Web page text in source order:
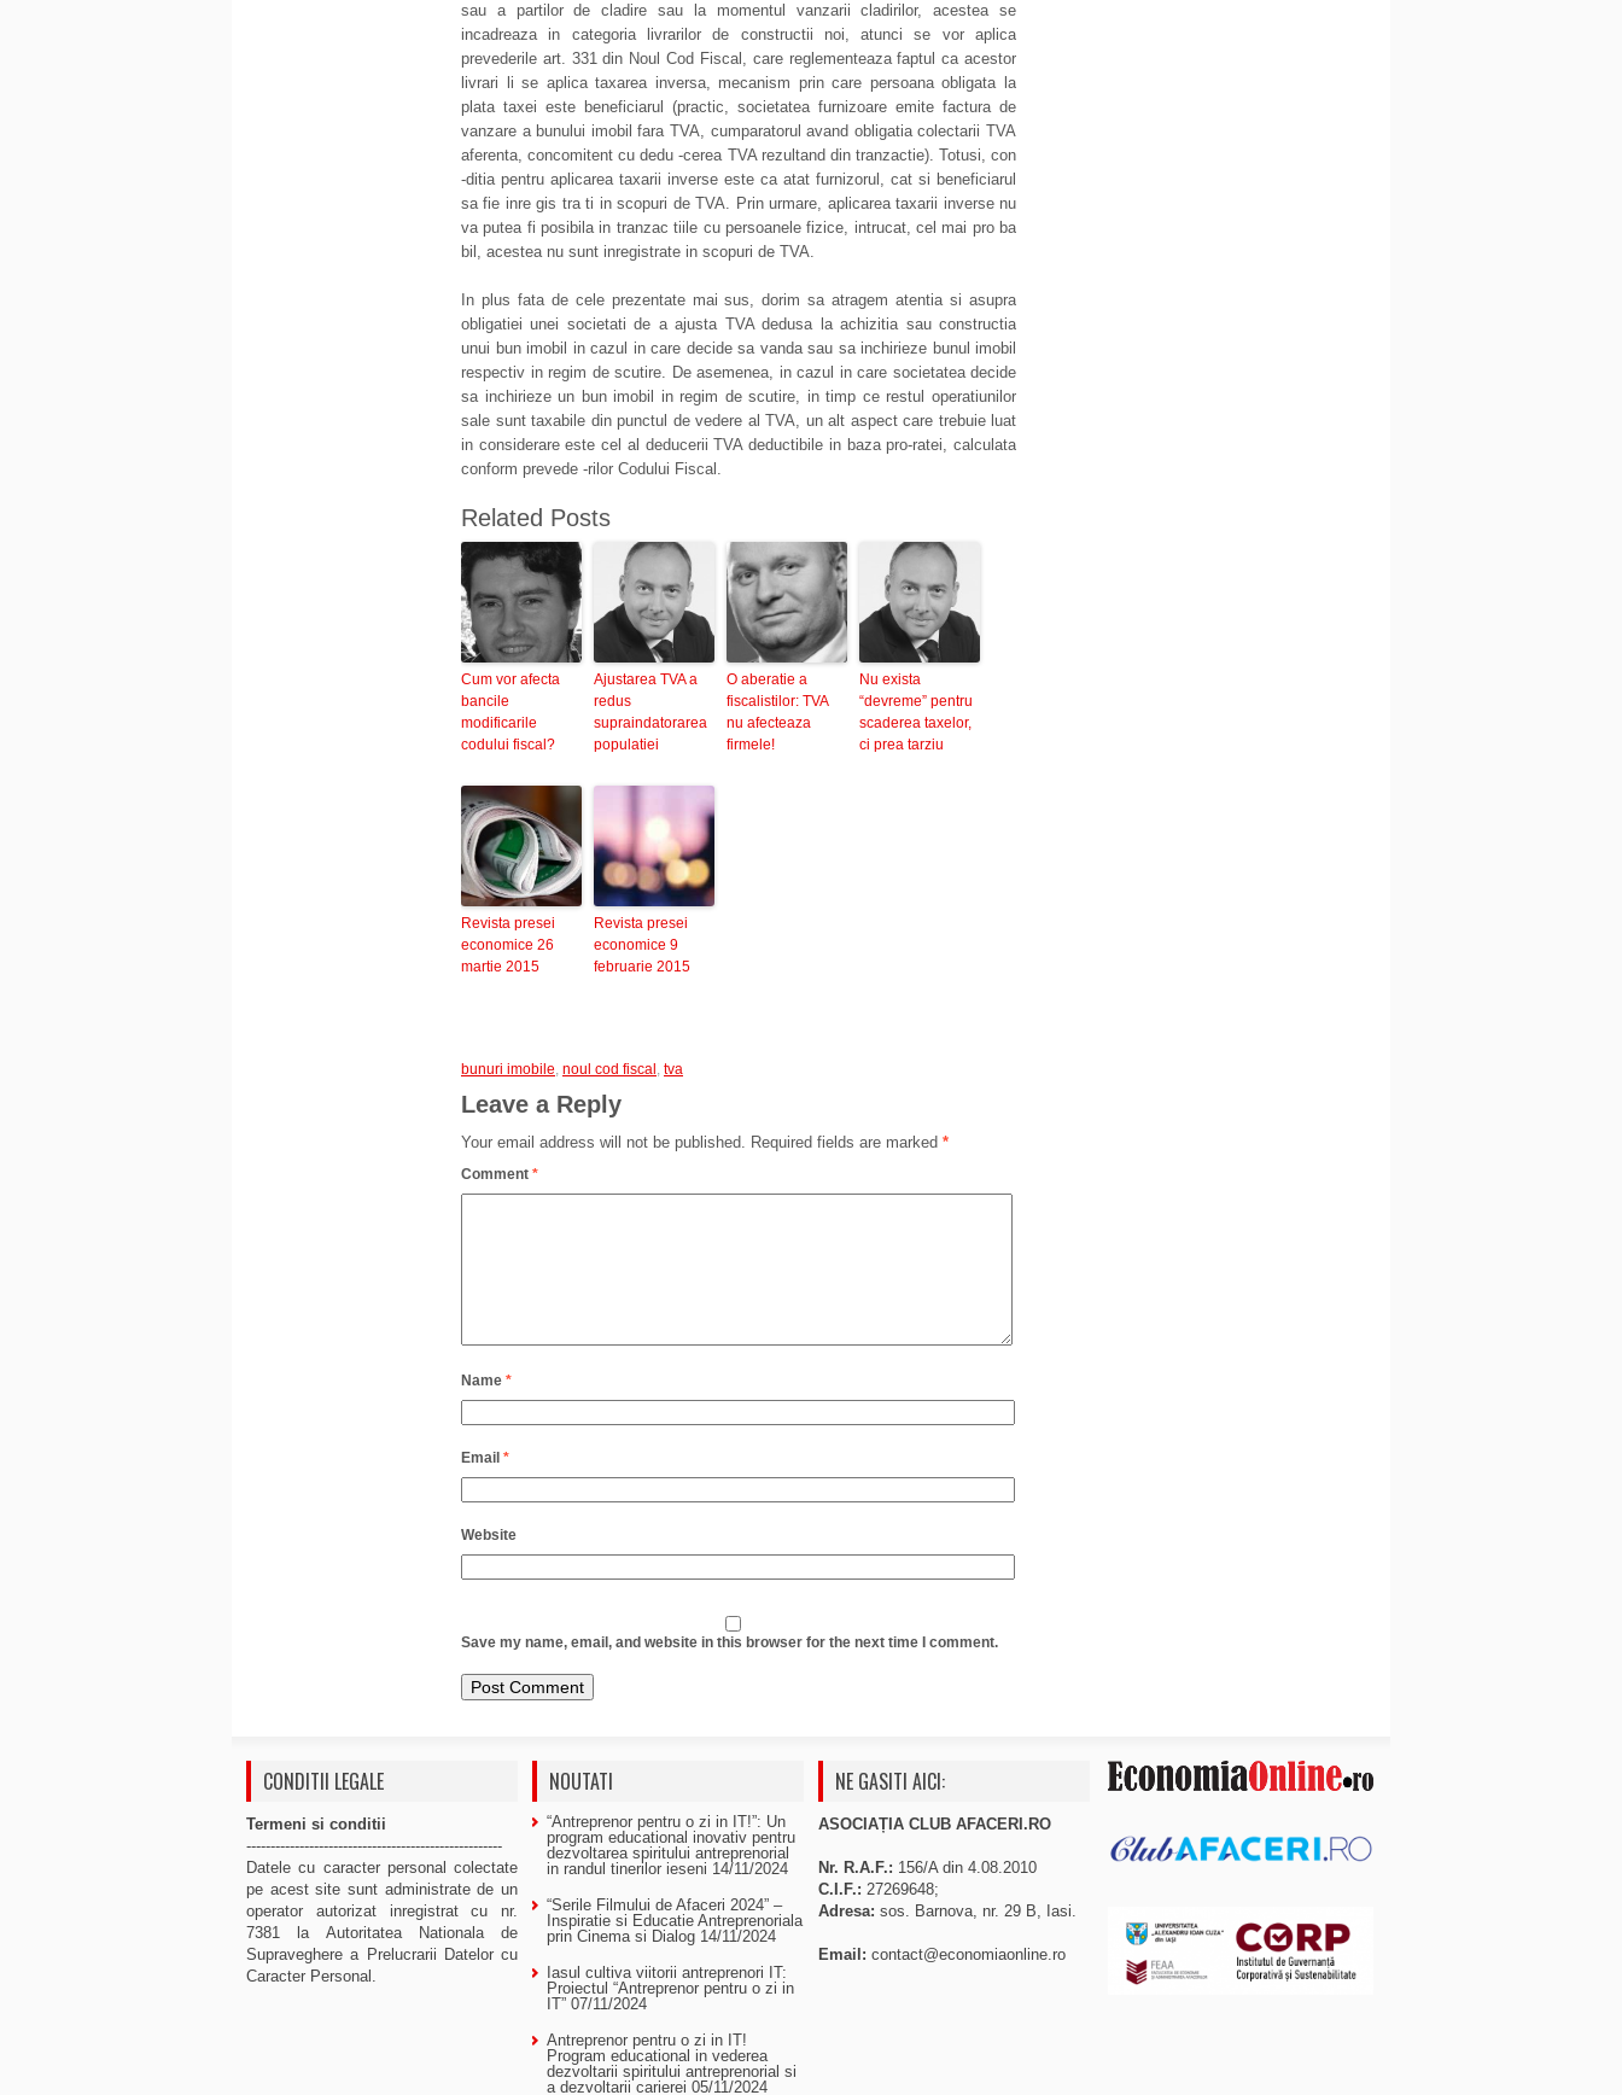
sau a partilor de cladire sau la momentul vanzarii cladirilor, acestea se
incadreaza in categoria livrarilor de constructii noi, atunci se vor aplica
prevederile art. 331 din Noul Cod Fiscal, care reglementeaza faptul ca acestor
livrari li se aplica taxarea inversa, mecanism prin care persoana obligata la
plata taxei este beneficiarul (practic, societatea furnizoare emite factura de
vanzare a bunului imobil fara TVA, cumparatorul avand obligatia colectarii TVA
aferenta, concomitent cu dedu -cerea TVA rezultand din tranzactie). Totusi, con
-ditia pentru aplicarea taxarii inverse este ca atat furnizorul, cat si beneficiarul
sa fie inre gis tra ti in scopuri de TVA. Prin urmare, aplicarea taxarii inverse nu
va putea fi posibila in tranzac tiile cu persoanele fizice, intrucat, cel mai pro ba
bil, acestea nu sunt inregistrate in scopuri de TVA.
In plus fata de cele prezentate mai sus, dorim sa atragem atentia si asupra
obligatiei unei societati de a ajusta TVA dedusa la achizitia sau constructia
unui bun imobil in cazul in care decide sa vanda sau sa inchirieze bunul imobil
respectiv in regim de scutire. De asemenea, in cazul in care societatea decide
sa inchirieze un bun imobil in regim de scutire, in timp ce restul operatiunilor
sale sunt taxabile din punctul de vedere al TVA, un alt aspect care trebuie luat
in considerare este cel al deducerii TVA deductibile in baza pro-ratei, calculata
conform prevede -rilor Codului Fiscal.
Related Posts
Cum vor afecta
bancile
modificarile
codului fiscal?
Ajustarea TVA a
redus
supraindatorarea
populatiei
O aberatie a
fiscalistilor: TVA
nu afecteaza
firmele!
Nu exista
“devreme” pentru
scaderea taxelor,
ci prea tarziu
Revista presei
economice 26
martie 2015
Revista presei
economice 9
februarie 2015
bunuri imobile, noul cod fiscal , tva
Leave a Reply
Your email address will not be published. Required fields are marked *
Comment *
Name *
Email *
Website
Save my name, email, and website in this browser for the next time I comment.
CONDITII LEGALE
Termeni si conditii
-----------------------------------------------------
Datele cu caracter personal colectate
pe acest site sunt administrate de un
operator autorizat inregistrat cu nr.
7381 la Autoritatea Nationala de
Supraveghere a Prelucrarii Datelor cu
Caracter Personal.
NOUTATI
“Antreprenor pentru o zi in IT!”: Un
program educational inovativ pentru
dezvoltarea spiritului antreprenorial
in randul tinerilor ieseni 14/11/2024
“Serile Filmului de Afaceri 2024” –
Inspiratie si Educatie Antreprenoriala
prin Cinema si Dialog 14/11/2024
Iasul cultiva viitorii antreprenori IT:
Proiectul “Antreprenor pentru o zi in
IT” 07/11/2024
Antreprenor pentru o zi in IT!
Program educational in vederea
dezvoltarii spiritului antreprenorial si
a dezvoltarii carierei 05/11/2024
NE GASITI AICI:
ASOCIAȚIA CLUB AFACERI.RO
Nr. R.A.F.: 156/A din 4.08.2010
C.I.F.: 27269648;
Adresa: sos. Barnova, nr. 29 B, Iasi.
Email: contact@economiaonline.ro